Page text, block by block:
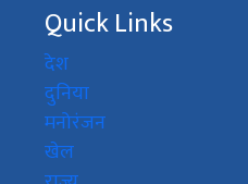
Quick Links
देश
दुनिया
मनोरंजन
खेल